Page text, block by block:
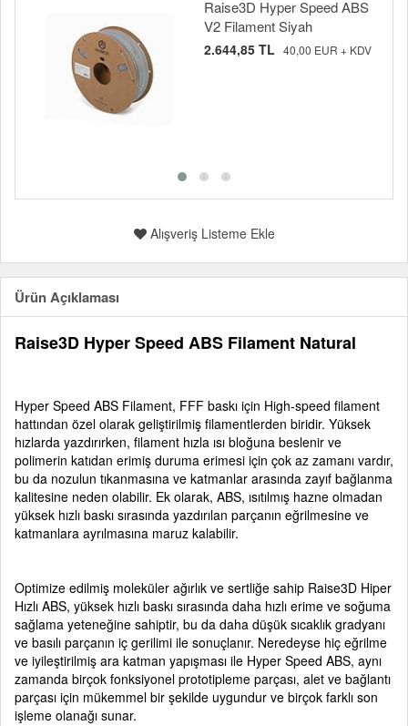
Raise3D Hyper Speed ABS
V2 Filament Siyah
2.644,85 TL 40,00 EUR + KDV
Alışveriş Listeme Ekle
Ürün Açıklaması
Raise3D Hyper Speed ABS Filament Natural
Hyper Speed ABS Filament, FFF baskı için High-speed filament
hattından özel olarak geliştirilmiş filamentlerden biridir. Yüksek
hızlarda yazdırırken, filament hızla ısı bloğuna beslenir ve
polimerin katıdan erimiş duruma erimesi için çok az zamanı vardır,
bu da nozulun tıkanmasına ve katmanlar arasında zayıf bağlanma
kalitesine neden olabilir. Ek olarak, ABS, ısıtılmış hazne olmadan
yüksek hızlı baskı sırasında yazdırılan parçanın eğrilmesine ve
katmanlara ayrılmasına maruz kalabilir.
Optimize edilmiş moleküler ağırlık ve sertliğe sahip Raise3D Hiper
Hızlı ABS, yüksek hızlı baskı sırasında daha hızlı erime ve soğuma
sağlama yeteneğine sahiptir, bu da daha düşük sıcaklık gradyanı
ve basılı parçanın iç gerilimi ile sonuçlanır. Neredeyse hiç eğrilme
ve iyileştirilmiş ara katman yapışması ile Hyper Speed ABS, aynı
zamanda birçok fonksiyonel prototipleme parçası, alet ve bağlantı
parçası için mükemmel bir şekilde uygundur ve birçok farklı son
işleme olanağı sunar.